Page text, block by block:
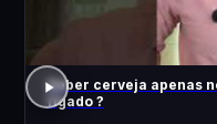
Beber cerveja apenas
fígado ?